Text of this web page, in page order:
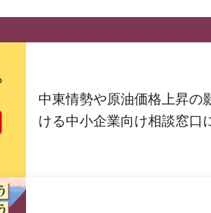
中東情勢や原油価格上昇の
ける中小企業向け相談窓口